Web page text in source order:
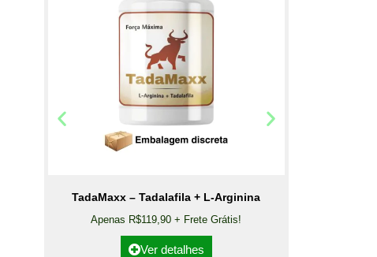
TadaMaxx – Tadalafila + L-Arginina
Apenas R$119,90 + Frete Grátis!
Ver detalhes